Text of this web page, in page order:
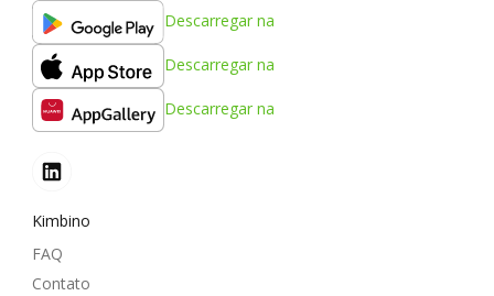
Descarregar na
Descarregar na
Descarregar na
Kimbino
FAQ
Contato